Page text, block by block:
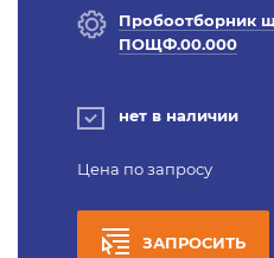
Пробоотборник
ПОЩФ.00.000
нет в наличии
Цена по запросу
ЗАПРОСИТЬ